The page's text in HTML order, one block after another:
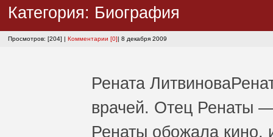
Категория: Биография
Просмотров: [204] | Комментарии [0]| 8 декабря 2009
Рената Литвинова
врачей. Отец Ренаты
Ренаты обожала кино,